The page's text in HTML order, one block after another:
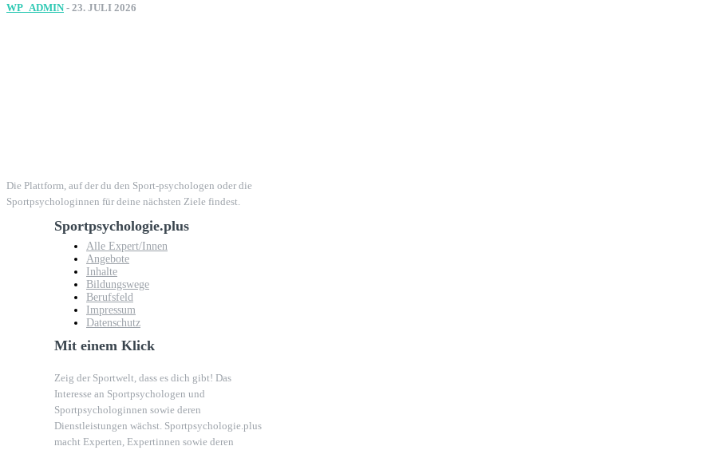
WP_ADMIN - 23. JULI 2026
Die Plattform, auf der du den Sport-psychologen oder die
Sportpsychologinnen für deine nächsten Ziele findest.
Sportpsychologie.plus
Alle Expert/Innen
Angebote
Inhalte
Bildungswege
Berufsfeld
Impressum
Datenschutz
Mit einem Klick
Zeig der Sportwelt, dass es dich gibt! Das
Interesse an Sportpsychologen und
Sportpsychologinnen sowie deren
Dienstleistungen wächst. Sportpsychologie.plus
macht Experten, Expertinnen sowie deren